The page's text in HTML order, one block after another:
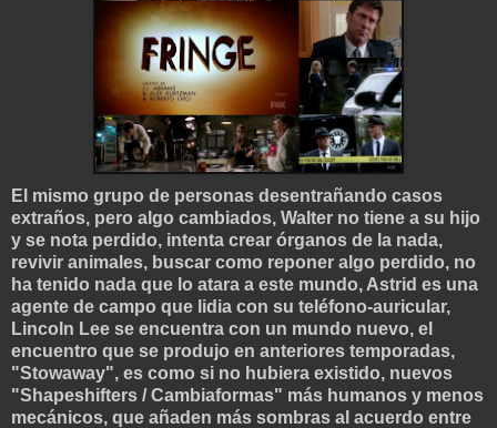
El mismo grupo de personas desentrañando casos
extraños, pero algo cambiados, Walter no tiene a su hijo
y se nota perdido, intenta crear órganos de la nada,
revivir animales, buscar como reponer algo perdido, no
ha tenido nada que lo atara a este mundo, Astrid es una
agente de campo que lidia con su teléfono-auricular,
Lincoln Lee se encuentra con un mundo nuevo, el
encuentro que se produjo en anteriores temporadas,
"Stowaway", es como si no hubiera existido, nuevos
"Shapeshifters / Cambiaformas" más humanos y menos
mecánicos, que añaden más sombras al acuerdo entre